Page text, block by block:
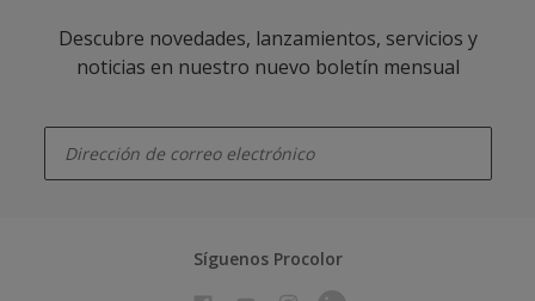
Descubre novedades, lanzamientos, servicios y
noticias en nuestro nuevo boletín mensual
Síguenos Procolor